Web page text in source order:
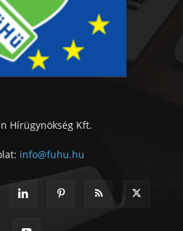
Hírügynökség Kft.
info@fuhu.hu